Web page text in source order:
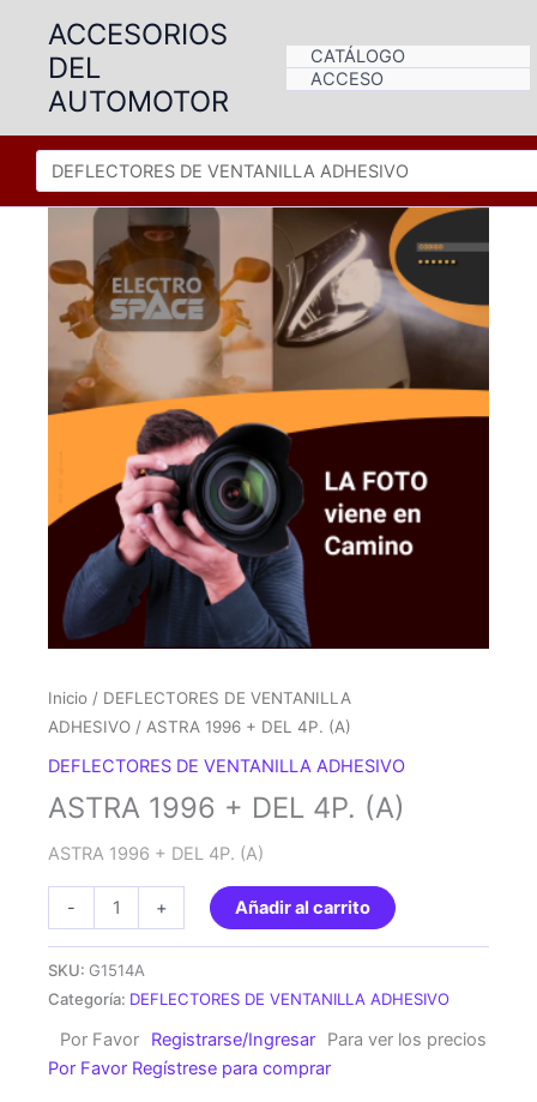
contenido
ACCESORIOS
DEL
AUTOMOTOR
CATÁLOGO
ACCESO
Inicio / DEFLECTORES DE VENTANILLA
ADHESIVO / ASTRA 1996 + DEL 4P. (A)
DEFLECTORES DE VENTANILLA ADHESIVO
ASTRA 1996 + DEL 4P. (A)
ASTRA 1996 + DEL 4P. (A)
-
1996
(A)
cantidad
+ Añadir al carrito
SKU: G1514A
Categoría: DEFLECTORES DE VENTANILLA ADHESIVO
Por Favor Registrarse/Ingresar
Para ver los precios
Por Favor Regístrese para comprar